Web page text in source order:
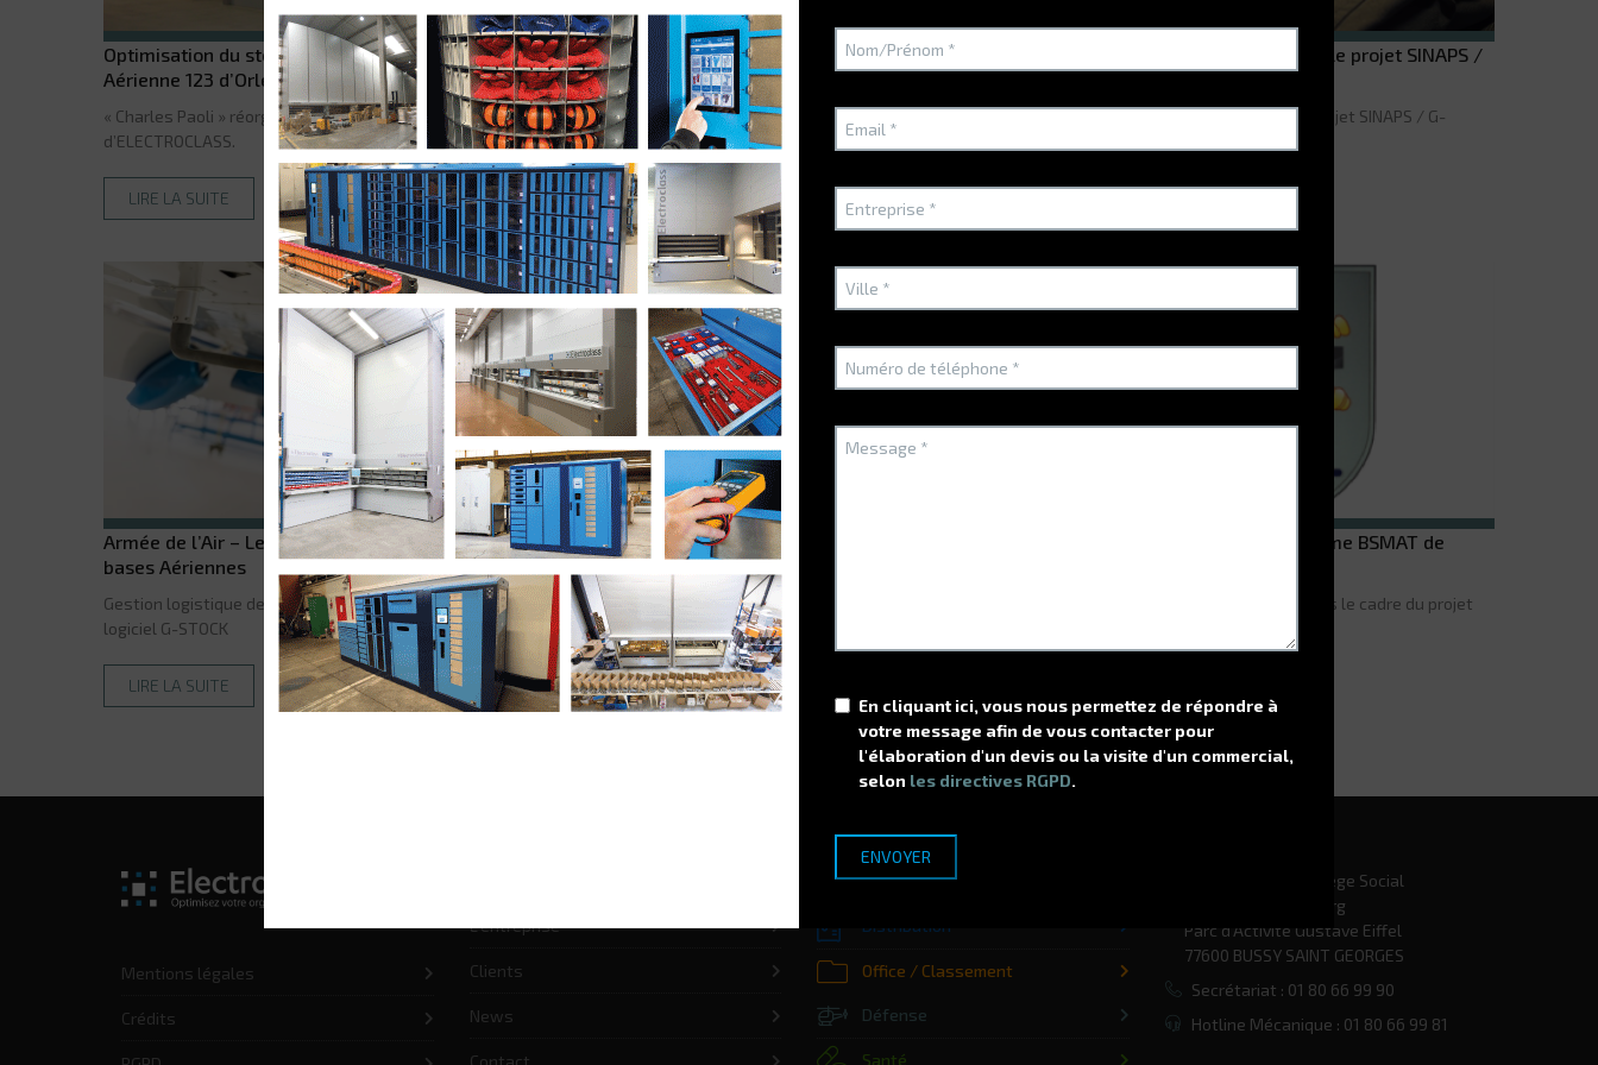
Optimisation du stockage au sein de la base
Aérienne 123 d’Orléans Bricy
« Charles Paoli » réorganise son stock avec les solutions
d’ELECTROCLASS.
LIRE LA SUITE
Centre logistique de l’Aéronautique Navale : mise
en place du WMS G-STOCK
Réorganisation de la gestion des entrepôts de
l'Aéronautique Navale grâce à G-STOCK
LIRE LA SUITE
Service de santé des Armées – Le projet SINAPS /
G-STOCK
Service de santé des Armées - Le projet SINAPS / G-
Armée de l’Air – Le projet ATAMS au sein des
bases Aériennes
Gestion logistique de 21 sites de l'Armée de l'Air par notre
logiciel G-STOCK
LIRE LA SUITE
Amélioration du Maintien en Conditions
Opérationnelles à la SIMMT
Mise en place de l'interface entre le logiciel G-STOCK et
SIM@T.
LIRE LA SUITE
Gestion des entrepôts de la 13ème BSMAT de
Mise en place du WMS G-STOCK dans le cadre du projet
Mentions légales
Crédits
L'entreprise
Clients
News
Contact
Stockage
Distribution
Office / Classement
Défense
Santé
ELECTROCLASS - Siège Social
12 Avenue Gutenberg
Parc d’Activité Gustave Eiffel
77600 BUSSY SAINT GEORGES
Secrétariat : 01 80 66 99 90
Hotline Mécanique : 01 80 66 99 81
En cliquant ici, vous nous permettez de répondre à
votre message afin de vous contacter pour
l'élaboration d'un devis ou la visite d'un commercial,
selon les directives RGPD.